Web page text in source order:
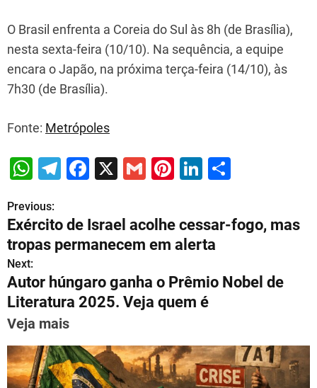
O Brasil enfrenta a Coreia do Sul às 8h (de Brasília),
nesta sexta-feira (10/10). Na sequência, a equipe
encara o Japão, na próxima terça-feira (14/10), às
7h30 (de Brasília).
Fonte: Metrópoles
W
at
s
A
p
p
T
e
gr
a
m
F
c
e
b
o
o
X
G
ai
l
Pi
e
st
Li
e
dI
n
ar
e
P
o
s
t
n
a
v
Previous:
Exército de Israel acolhe cessar-fogo, mas
tropas permanecem em alerta
Next:
Autor húngaro ganha o Prêmio Nobel de
Literatura 2025. Veja quem é
Veja mais